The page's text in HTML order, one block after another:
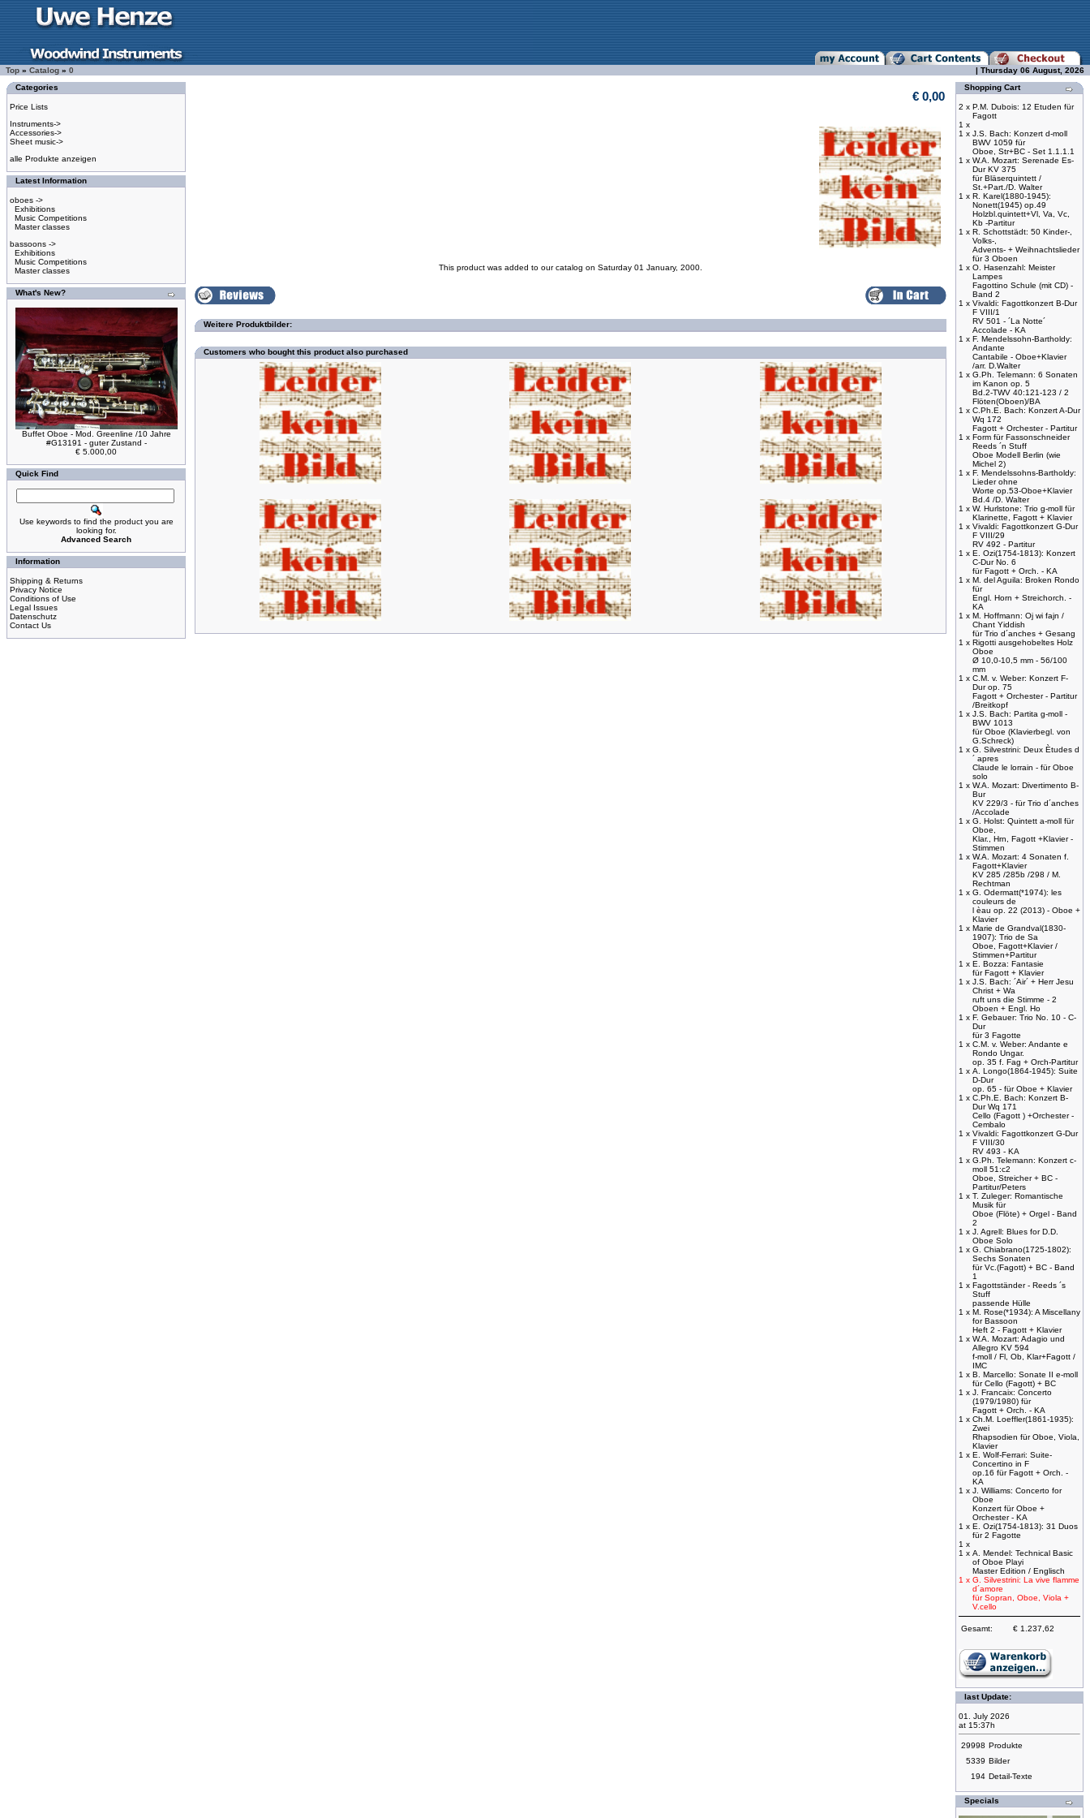
Top » Catalog » 0
| Thursday 06 August, 2026
Categories
Price Lists
Instruments->
Accessories->
Sheet music->
alle Produkte anzeigen
Latest Information
oboes ->
Exhibitions
Music Competitions
Master classes
bassoons ->
Exhibitions
Music Competitions
Master classes
What's New?
Buffet Oboe - Mod. Greenline /10 Jahre
#G13191 - guter Zustand -
€ 5.000,00
Quick Find
Use keywords to find the product you are
looking for.
Advanced Search
Information
Shipping & Returns
Privacy Notice
Conditions of Use
Legal Issues
Datenschutz
Contact Us
€ 0,00
This product was added to our catalog on Saturday 01 January, 2000.
Weitere Produktbilder:
Customers who bought this product also purchased
Shopping Cart
2 x P.M. Dubois: 12 Etuden für
Fagott
1 x
1 x J.S. Bach: Konzert d-moll
BWV 1059 für
Oboe, Str+BC - Set 1.1.1.1
1 x W.A. Mozart: Serenade Es-
Dur KV 375
für Bläserquintett /
St.+Part./D. Walter
1 x R. Karel(1880-1945):
Nonett(1945) op.49
Holzbl.quintett+Vl, Va, Vc,
Kb -Partitur
1 x R. Schottstädt: 50 Kinder-,
Volks-,
Advents- + Weihnachtslieder
für 3 Oboen
1 x O. Hasenzahl: Meister
Lampes
Fagottino Schule (mit CD) -
Band 2
1 x Vivaldi: Fagottkonzert B-Dur
F VIII/1
RV 501 - ´La Notte´
Accolade - KA
1 x F. Mendelssohn-Bartholdy:
Andante
Cantabile - Oboe+Klavier
/arr. D.Walter
1 x G.Ph. Telemann: 6 Sonaten
im Kanon op. 5
Bd.2-TWV 40:121-123 / 2
Flöten(Oboen)/BA
1 x C.Ph.E. Bach: Konzert A-Dur
Wq 172
Fagott + Orchester - Partitur
1 x Form für Fassonschneider
Reeds ´n Stuff
Oboe Modell Berlin (wie
Michel 2)
1 x F. Mendelssohns-Bartholdy:
Lieder ohne
Worte op.53-Oboe+Klavier
Bd.4 /D. Walter
1 x W. Hurlstone: Trio g-moll für
Klarinette, Fagott + Klavier
1 x Vivaldi: Fagottkonzert G-Dur
F VIII/29
RV 492 - Partitur
1 x E. Ozi(1754-1813): Konzert
C-Dur No. 6
für Fagott + Orch. - KA
1 x M. del Aguila: Broken Rondo
für
Engl. Horn + Streichorch. -
KA
1 x M. Hoffmann: Oj wi fajn /
Chant Yiddish
für Trio d´anches + Gesang
1 x Rigotti ausgehobeltes Holz
Oboe
Ø 10,0-10,5 mm - 56/100
mm
1 x C.M. v. Weber: Konzert F-
Dur op. 75
Fagott + Orchester - Partitur
/Breitkopf
1 x J.S. Bach: Partita g-moll -
BWV 1013
für Oboe (Klavierbegl. von
G.Schreck)
1 x G. Silvestrini: Deux Ètudes d
´ apres
Claude le lorrain - für Oboe
solo
1 x W.A. Mozart: Divertimento B-
Bur
KV 229/3 - für Trio d´anches
/Accolade
1 x G. Holst: Quintett a-moll für
Oboe,
Klar., Hrn, Fagott +Klavier -
Stimmen
1 x W.A. Mozart: 4 Sonaten f.
Fagott+Klavier
KV 285 /285b /298 / M.
Rechtman
1 x G. Odermatt(*1974): les
couleurs de
l èau op. 22 (2013) - Oboe +
Klavier
1 x Marie de Grandval(1830-
1907): Trio de Sa
Oboe, Fagott+Klavier /
Stimmen+Partitur
1 x E. Bozza: Fantasie
für Fagott + Klavier
1 x J.S. Bach: ´Air´ + Herr Jesu
Christ + Wa
ruft uns die Stimme - 2
Oboen + Engl. Ho
1 x F. Gebauer: Trio No. 10 - C-
Dur
für 3 Fagotte
1 x C.M. v. Weber: Andante e
Rondo Ungar.
op. 35 f. Fag + Orch-Partitur
1 x A. Longo(1864-1945): Suite
D-Dur
op. 65 - für Oboe + Klavier
1 x C.Ph.E. Bach: Konzert B-
Dur Wq 171
Cello (Fagott ) +Orchester -
Cembalo
1 x Vivaldi: Fagottkonzert G-Dur
F VIII/30
RV 493 - KA
1 x G.Ph. Telemann: Konzert c-
moll 51:c2
Oboe, Streicher + BC -
Partitur/Peters
1 x T. Zuleger: Romantische
Musik für
Oboe (Flöte) + Orgel - Band
2
1 x J. Agrell: Blues for D.D.
Oboe Solo
1 x G. Chiabrano(1725-1802):
Sechs Sonaten
für Vc.(Fagott) + BC - Band
1
1 x Fagottständer - Reeds ´s
Stuff
passende Hülle
1 x M. Rose(*1934): A Miscellany
for Bassoon
Heft 2 - Fagott + Klavier
1 x W.A. Mozart: Adagio und
Allegro KV 594
f-moll / Fl, Ob, Klar+Fagott /
IMC
1 x B. Marcello: Sonate II e-moll
für Cello (Fagott) + BC
1 x J. Francaix: Concerto
(1979/1980) für
Fagott + Orch. - KA
1 x Ch.M. Loeffler(1861-1935):
Zwei
Rhapsodien für Oboe, Viola,
Klavier
1 x E. Wolf-Ferrari: Suite-
Concertino in F
op.16 für Fagott + Orch. -
KA
1 x J. Williams: Concerto for
Oboe
Konzert für Oboe +
Orchester - KA
1 x E. Ozi(1754-1813): 31 Duos
für 2 Fagotte
1 x
1 x A. Mendel: Technical Basic
of Oboe Playi
Master Edition / Englisch
1 x G. Silvestrini: La vive flamme
d´amore
für Sopran, Oboe, Viola +
V.cello
Gesamt: € 1.237,62
last Update:
01. July 2026
at 15:37h
29998 Produkte
5339 Bilder
194 Detail-Texte
Specials